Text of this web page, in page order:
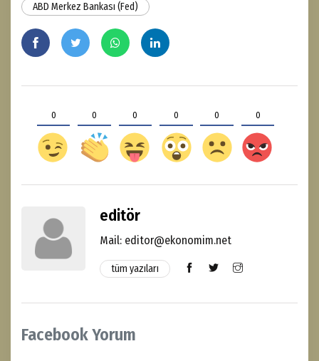
ABD Merkez Bankası (Fed)
0 0 0 0 0 0
editör
Mail: editor@ekonomim.net
tüm yazıları
Facebook Yorum